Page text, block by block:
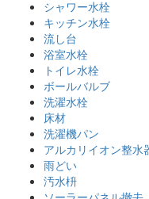
シャワー水栓
キッチン水栓
流し台
浴室水栓
トイレ水栓
ボールバルブ
洗濯水栓
床材
洗濯機パン
アルカリイオン整水
雨どい
汚水枡